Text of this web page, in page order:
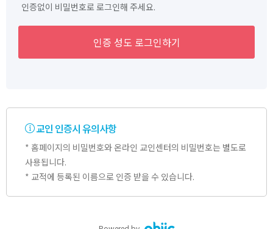
인증없이 비밀번호로 로그인해 주세요.
인증 성도 로그인하기
교인 인증시 유의사항
* 홈페이지의 비밀번호와 온라인 교인센터의 비밀번호는 별도로
사용됩니다.
* 교적에 등록된 이름으로 인증 받을 수 있습니다.